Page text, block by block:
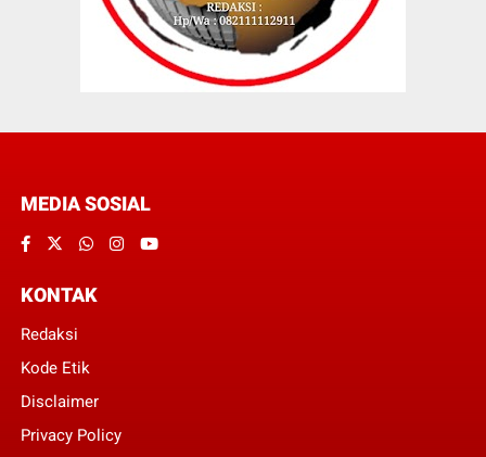
MEDIA SOSIAL
KONTAK
Redaksi
Kode Etik
Disclaimer
Privacy Policy